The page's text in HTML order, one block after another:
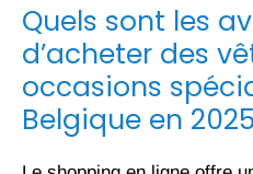
Quels sont les
d’acheter des
occasions
Belgique en